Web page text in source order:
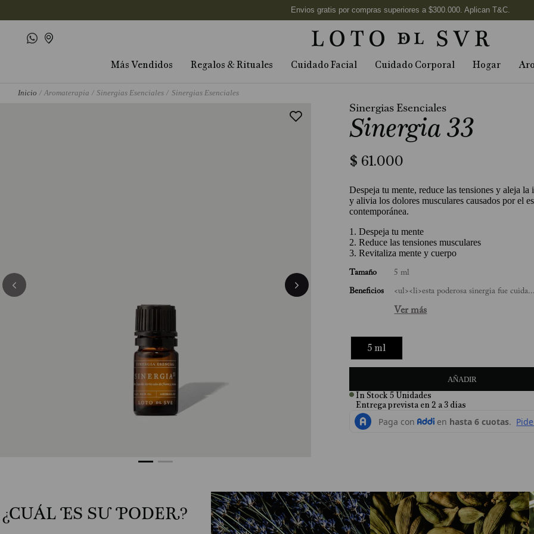
Más Vendidos Regalos & Rituales Cuidado Facial Cuidado Corporal Hogar
Aromaterapia Sinergias Esenciales Sinergias Esenciales
Sinergias Esenciales
Sinergia 33
$ 61.000
Despeja tu mente, reduce las tensiones y aleja
y alivia los dolores musculares causados por el
contemporánea.
1. Despeja tu mente
2. Reduce las tensiones musculares
3. Revitaliza mente y cuerpo
Tamaño 5 ml
Beneficios <ul><li>esta poderosa sinergia fue
Ver más
5 ml
AÑADIR
In Stock 5Unidades
¿CUÁL ES SU PODER?